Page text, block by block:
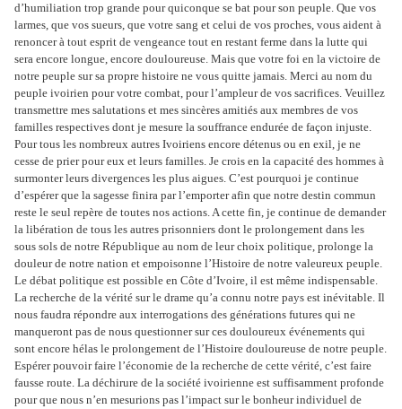
d’humiliation trop grande pour quiconque se bat pour son peuple. Que vos
larmes, que vos sueurs, que votre sang et celui de vos proches, vous aident à
renoncer à tout esprit de vengeance tout en restant ferme dans la lutte qui
sera encore longue, encore douloureuse. Mais que votre foi en la victoire de
notre peuple sur sa propre histoire ne vous quitte jamais. Merci au nom du
peuple ivoirien pour votre combat, pour l’ampleur de vos sacrifices. Veuillez
transmettre mes salutations et mes sincères amitiés aux membres de vos
familles respectives dont je mesure la souffrance endurée de façon injuste.
Pour tous les nombreux autres Ivoiriens encore détenus ou en exil, je ne
cesse de prier pour eux et leurs familles. Je crois en la capacité des hommes à
surmonter leurs divergences les plus aigues. C’est pourquoi je continue
d’espérer que la sagesse finira par l’emporter afin que notre destin commun
reste le seul repère de toutes nos actions. A cette fin, je continue de demander
la libération de tous les autres prisonniers dont le prolongement dans les
sous sols de notre République au nom de leur choix politique, prolonge la
douleur de notre nation et empoisonne l’Histoire de notre valeureux peuple.
Le débat politique est possible en Côte d’Ivoire, il est même indispensable.
La recherche de la vérité sur le drame qu’a connu notre pays est inévitable. Il
nous faudra répondre aux interrogations des générations futures qui ne
manqueront pas de nous questionner sur ces douloureux événements qui
sont encore hélas le prolongement de l’Histoire douloureuse de notre peuple.
Espérer pouvoir faire l’économie de la recherche de cette vérité, c’est faire
fausse route. La déchirure de la société ivoirienne est suffisamment profonde
pour que nous n’en mesurions pas l’impact sur le bonheur individuel de